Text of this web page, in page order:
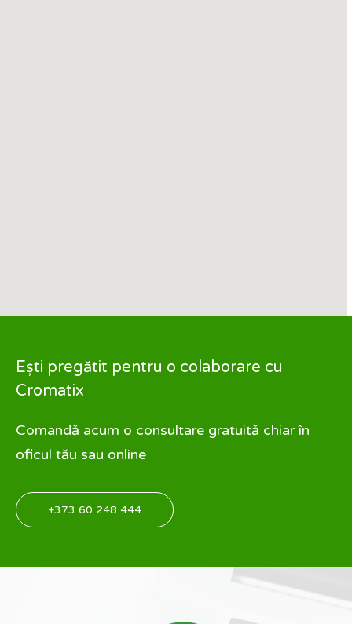
Ești pregătit pentru o colaborare cu
Cromatix
Comandă acum o consultare gratuită chiar în
oficul tău sau online
+373 60 248 444